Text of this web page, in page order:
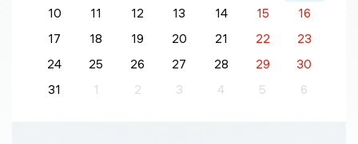
10
11 12 13 14 15
16
17
18 19 20 21 22
23
24
25 26 27 28 29
30
31
1 2 3 4 5 6